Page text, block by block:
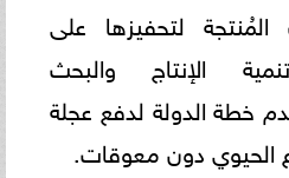
لتحفيزها على
الإنتاج والبحث
خطة الدولة لدفع عجلة
الحيوي دون معوقات.